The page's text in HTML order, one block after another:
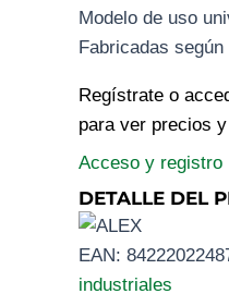
Modelo de uso
Fabricadas
Regístrate o
para ver precios
Acceso y registro
DETALLE DEL
EAN:
industriales